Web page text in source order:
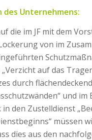
des Unternehmens:
die im JF mit dem
von im
auf das
durch
und im
den Zustelldienst
müssen
dies aus den